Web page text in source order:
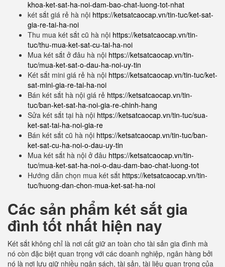
khoa-ket-sat-ha-noi-dam-bao-chat-luong-tot-nhat
két sắt giá rẻ hà nội https://ketsatcaocap.vn/tin-tuc/ket-sat-
gia-re-tai-ha-noi
Thu mua két sắt cũ hà nội https://ketsatcaocap.vn/tin-
tuc/thu-mua-ket-sat-cu-tai-ha-noi
Mua két sắt ở đâu hà nội https://ketsatcaocap.vn/tin-
tuc/mua-ket-sat-o-dau-ha-noi-uy-tin
Két sắt mini giá rẻ hà nội https://ketsatcaocap.vn/tin-tuc/ket-
sat-mini-gia-re-tai-ha-noi
Bán két sắt hà nội giá rẻ https://ketsatcaocap.vn/tin-
tuc/ban-ket-sat-ha-noi-gia-re-chinh-hang
Sửa két sắt tại hà nội https://ketsatcaocap.vn/tin-tuc/sua-
ket-sat-tai-ha-noi-gia-re
Bán két sắt cũ hà nội https://ketsatcaocap.vn/tin-tuc/ban-
ket-sat-cu-ha-noi-o-dau-uy-tin
Mua két sắt hà nội ở đâu https://ketsatcaocap.vn/tin-
tuc/mua-ket-sat-ha-noi-o-dau-dam-bao-chat-luong-tot
Hướng dẫn chọn mua két sắt https://ketsatcaocap.vn/tin-
tuc/huong-dan-chon-mua-ket-sat-ha-noi
Các sản phẩm két sắt gia
đình tốt nhất hiện nay
Két sắt không chỉ là nơi cất giữ an toàn cho tài sản gia đình mà
nó còn đặc biệt quan trọng với các doanh nghiệp, ngân hàng bởi
nó là nơi lưu giữ nhiều ngân sách, tài sản, tài liệu quan trọng của